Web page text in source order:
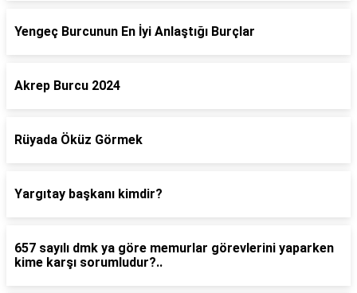
Yengeç Burcunun En İyi Anlaştığı Burçlar
Akrep Burcu 2024
Rüyada Öküz Görmek
Yargıtay başkanı kimdir?
657 sayılı dmk ya göre memurlar görevlerini yaparken
kime karşı sorumludur?..